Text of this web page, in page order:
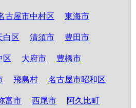
古屋市中村区 東海市
白区 清須市 豊田市
区 大府市 豊橋市
飛島村 名古屋市昭和区
富市 西尾市 阿久比町